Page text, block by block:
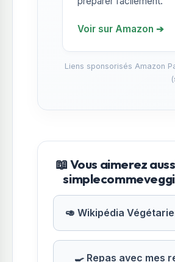
Voir sur Amazon ➔
Liens sponsorisés Amazon
📖 Vous aimerez
🥑 Wikipédia
🍳 Repas avec mes